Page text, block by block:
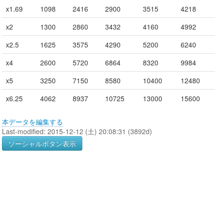
x1.69 1098 2416 2900 3515
4218
x2
1300 2860 3432 4160
4992
x2.5
1625 3575 4290 5200
6240
x4
2600 5720 6864 8320
9984
x5
3250 7150 8580 10400
12480
x6.25
4062 8937 10725 13000 15600
本データを編集する
Last-modified: 2015-12-12 (土) 20:08:31 (3892d)
ソーシャルボタン表示